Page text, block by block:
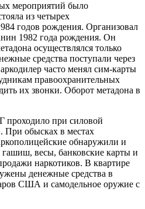
мероприятий было
из четырех
годов рождения. Организовал
1982 года рождения. Он
осуществлялся только
средства поступали через
часто менял сим-карты
правоохранительных
их звонки. Оборот метадона в
проходило при силовой
При обысках в местах
обнаружили и
гашиш, весы, банковские карты и
наркотиков. В квартире
денежные средства в
США и самодельное оружие с